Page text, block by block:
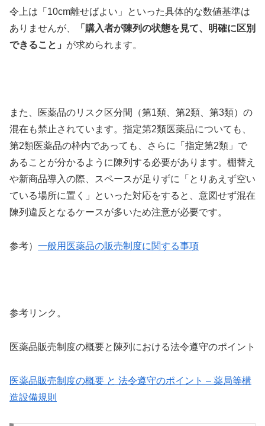
令上は「10cm離せばよい」といった具体的な数値基準は
ありませんが、
「購入者が陳列の状態を見て、明確に区別
できること」 が求められます。
また、医薬品のリスク区分間（第1類、第2類、第3類）の
混在も禁止されています。指定第2類医薬品についても、
第2類医薬品の枠内であっても、さらに「指定第2類」で
あることが分かるように陳列する必要があります。棚替え
や新商品導入の際、スペースが足りずに「とりあえず空い
ている場所に置く」といった対応をすると、意図せず混在
陳列違反となるケースが多いため注意が必要です。
参考） 一般用医薬品の販売制度に関する事項
参考リンク。
医薬品販売制度の概要と陳列における法令遵守のポイント
医薬品販売制度の概要 と 法令遵守のポイント – 薬局等構
造設備規則